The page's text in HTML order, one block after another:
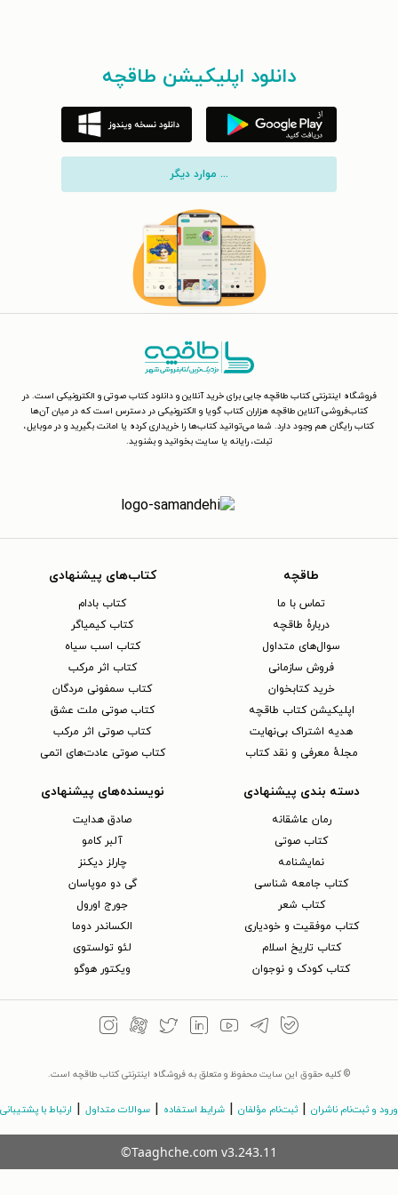
دانلود اپلیکیشن طاقچه
... موارد دیگر
فروشگاه اینترنتی کتاب طاقچه جایی برای خرید آنلاین و دانلود کتاب صوتی و الکترونیکی است. در
کتاب‌فروشی آنلاین طاقچه هزاران کتاب گویا و الکترونیکی در دسترس است که در میان آن‌ها
کتاب رایگان هم وجود دارد. شما می‌توانید کتاب‌ها را خریداری کرده یا امانت بگیرید و در موبایل،
تبلت، رایانه یا سایت بخوانید و بشنوید.
طاقچه
تماس با ما
دربارهٔ طاقچه
سوال‌های متداول
فروش سازمانی
خرید کتابخوان
اپلیکیشن کتاب طاقچه
هدیه اشتراک بی‌نهایت
مجلهٔ معرفی و نقد کتاب
کتاب‌های پیشنهادی
کتاب بادام
کتاب کیمیاگر
کتاب اسب سیاه
کتاب اثر مرکب
کتاب سمفونی مردگان
کتاب صوتی ملت عشق
کتاب صوتی اثر مرکب
کتاب صوتی عادت‌های اتمی
دسته بندی پیشنهادی
رمان عاشقانه
کتاب‌ صوتی
نمایشنامه
کتاب جامعه شناسی
کتاب شعر
کتاب موفقیت و خودیاری
کتاب تاریخ اسلام
کتاب کودک و نوجوان
نویسنده‌های پیشنهادی
صادق هدایت
آلبر کامو
چارلز دیکنز
گی دو موپاسان
جورج اورول
الکساندر دوما
لئو تولستوی
ویکتور هوگو
© کلیه حقوق این سایت محفوظ و متعلق به فروشگاه اینترنتی کتاب طاقچه است.
ورود و ثبت‌نام ناشران ثبت‌نام مؤلفان شرایط استفاده سوالات متداول ارتباط با پشتیبانی
©Taaghche.com v3.243.11